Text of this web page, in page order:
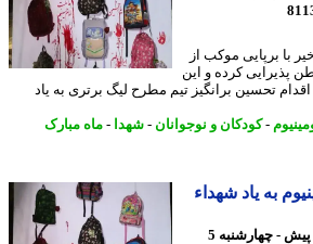
10 روز اخیر با برپایی موکب از
کرده و این
تحسین برانگیز تیم مطرح لیگ برتری به یاد
-کودکان و نوجوانان-شهدا-ماه مبارک
به یاد شهداء
5 ماه پیش - چهارشنبه 5